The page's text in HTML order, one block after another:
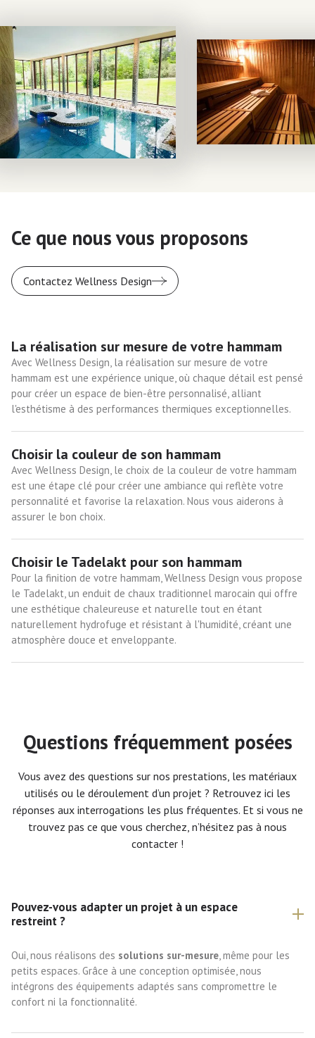
Ce que nous vous proposons
Contactez Wellness Design
La réalisation sur mesure de votre hammam
Avec Wellness Design, la réalisation sur mesure de votre
hammam est une expérience unique, où chaque détail est pensé
pour créer un espace de bien-être personnalisé, alliant
l'esthétisme à des performances thermiques exceptionnelles.
Choisir la couleur de son hammam
Avec Wellness Design, le choix de la couleur de votre hammam
est une étape clé pour créer une ambiance qui reflète votre
personnalité et favorise la relaxation. Nous vous aiderons à
assurer le bon choix.
Choisir le Tadelakt pour son hammam
Pour la finition de votre hammam, Wellness Design vous propose
le Tadelakt, un enduit de chaux traditionnel marocain qui offre
une esthétique chaleureuse et naturelle tout en étant
naturellement hydrofuge et résistant à l'humidité, créant une
atmosphère douce et enveloppante.
Questions fréquemment posées
Vous avez des questions sur nos prestations, les matériaux
utilisés ou le déroulement d’un projet ? Retrouvez ici les
réponses aux interrogations les plus fréquentes. Et si vous ne
trouvez pas ce que vous cherchez, n’hésitez pas à nous
contacter !
Pouvez-vous adapter un projet à un espace
restreint ?
Oui, nous réalisons des solutions sur-mesure , même pour les
petits espaces. Grâce à une conception optimisée, nous
intégrons des équipements adaptés sans compromettre le
confort ni la fonctionnalité.